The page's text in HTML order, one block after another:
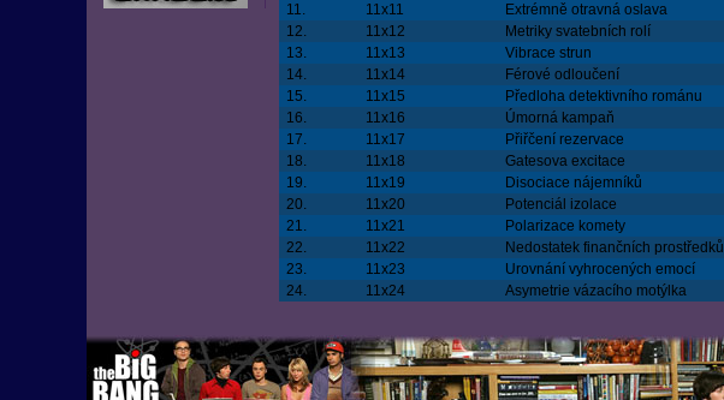
11.
11x11
Extrémně otravná oslava
12.
11x12
Metriky svatebních rolí
13.
11x13
Vibrace strun
14.
11x14
Férové odloučení
15.
11x15
Předloha detektivního románu
16.
11x16
Úmorná kampaň
17.
11x17
Přiřčení rezervace
18.
11x18
Gatesova excitace
19.
11x19
Disociace nájemníků
20.
11x20
Potenciál izolace
21.
11x21
Polarizace komety
22.
11x22
Nedostatek finančních prostředků
23.
11x23
Urovnání vyhrocených emocí
24.
11x24 Asymetrie vázacího motýlka